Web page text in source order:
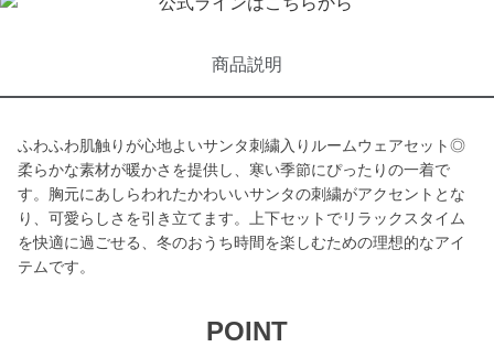
商品説明
ふわふわ肌触りが心地よいサンタ刺繍入りルームウェアセット◎
柔らかな素材が暖かさを提供し、寒い季節にぴったりの一着で
す。胸元にあしらわれたかわいいサンタの刺繍がアクセントとな
り、可愛らしさを引き立てます。上下セットでリラックスタイム
を快適に過ごせる、冬のおうち時間を楽しむための理想的なアイ
テムです。
POINT